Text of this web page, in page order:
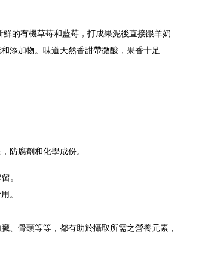
的有機草莓和藍莓，打成果泥後直接跟羊奶
添加物。味道天然香甜帶微酸，果香十足
防腐劑和化學成份。
。
。
、骨頭等等，都有助於攝取所需之營養元素，